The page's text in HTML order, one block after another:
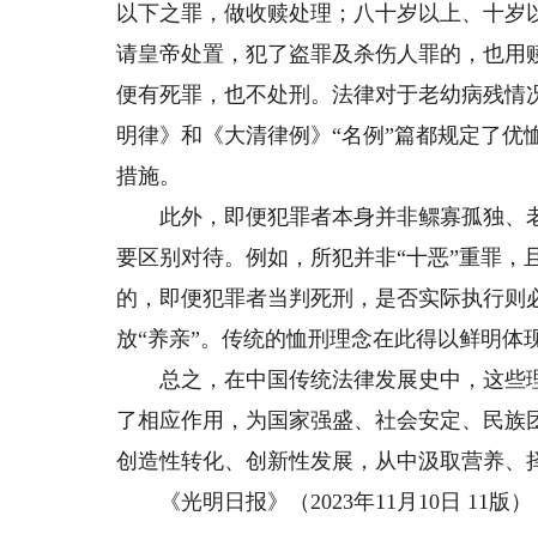
以下之罪，做收赎处理；八十岁以上、十
请皇帝处置，犯了盗罪及杀伤人罪的，也
便有死罪，也不处刑。法律对于老幼病残
明律》和《大清律例》“名例”篇都规定了
措施。
此外，即便犯罪者本身并非鳏寡孤独、
要区别对待。例如，所犯并非“十恶”重罪
的，即便犯罪者当判死刑，是否实际执行
放“养亲”。传统的恤刑理念在此得以鲜明体
总之，在中国传统法律发展史中，这些
了相应作用，为国家强盛、社会安定、民
创造性转化、创新性发展，从中汲取营养、
《光明日报》（2023年11月10日 11版）